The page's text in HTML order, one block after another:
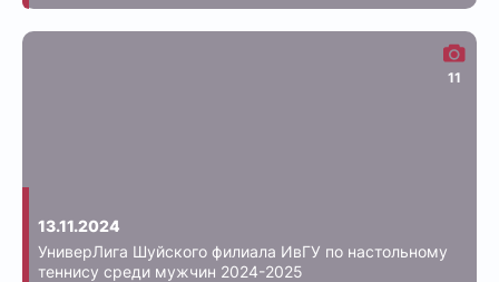
13.11.2024
УниверЛига Шуйского филиала ИвГУ по настольному
теннису среди мужчин 2024-2025
11